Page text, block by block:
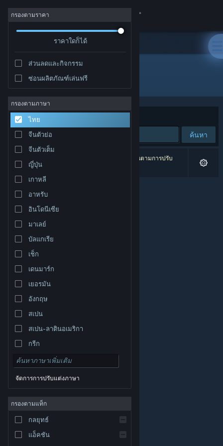
เข้าสู่ระบบ
ชุมชน
เกี่ยวกับ
ฝ่ายสนับสนุน
เปลี่ยนภาษา
รับแอป Steam แบบพกพา
ชมเว็บไซต์สำหรับเดสก์ท็อป
© Valve Corporation สงวนลิขสิทธิ์ เครื่องหมายการค้า
และประเทศอื่น
นโยบายความเป็นส่วนตัว
การช่วยการเข้าถึง|
Steam| การคืนเงิน
กรองตามราคา
ราคาใดก็ได้
ส่วนลดและกิจกรรม
ซ่อนผลิตภัณฑ์เล่นฟรี
กรองตามภาษา
ไทย
จีนตัวย่อ
จีนตัวเต็ม
ญี่ปุ่น
เกาหลี
อาหรับ
อินโดนีเซีย
มาเลย์
บัลแกเรีย
เช็ก
เดนมาร์ก
เยอรมัน
อังกฤษ
สเปน
สเปน-ลาตินอเมริกา
กรีก
จัดการการปรับแต่งภาษา
กรองตามแท็ก
กลยุทธ์
แอ็คชัน
ผู้พัฒนา: Unknown Conquest Games
จัดเรียงตาม
ค้นหา
0 ผลลัพธ์ตรงกับที่คุณค้นหา 2 ผลิตภัณฑ์ได้ถูกละเว้นตามการปรับ
แต่งของคุณ